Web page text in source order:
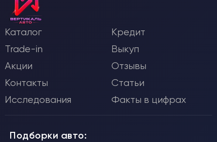
Каталог
Кредит
Trade-in
Выкуп
Акции
Отзывы
Контакты
Статьи
Исследования
Факты в цифрах
Подборки авто: